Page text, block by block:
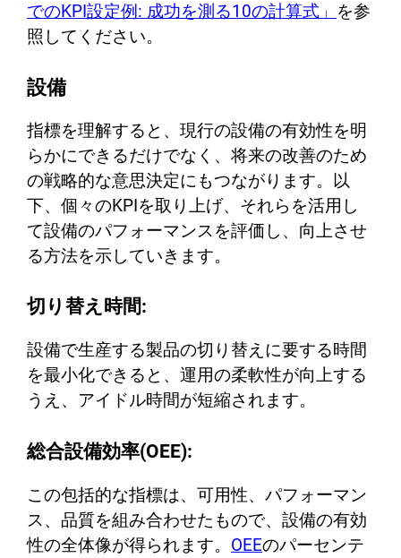
でのKPI設定例: 成功を測る10の計算式」 を参
照してください。
設備
指標を理解すると、現行の設備の有効性を明
らかにできるだけでなく、将来の改善のため
の戦略的な意思決定にもつながります。以
下、個々のKPIを取り上げ、それらを活用し
て設備のパフォーマンスを評価し、向上させ
る方法を示していきます。
切り替え時間:
設備で生産する製品の切り替えに要する時間
を最小化できると、運用の柔軟性が向上する
うえ、アイドル時間が短縮されます。
総合設備効率(OEE):
この包括的な指標は、可用性、パフォーマン
ス、品質を組み合わせたもので、設備の有効
性の全体像が得られます。 OEEのパーセンテ